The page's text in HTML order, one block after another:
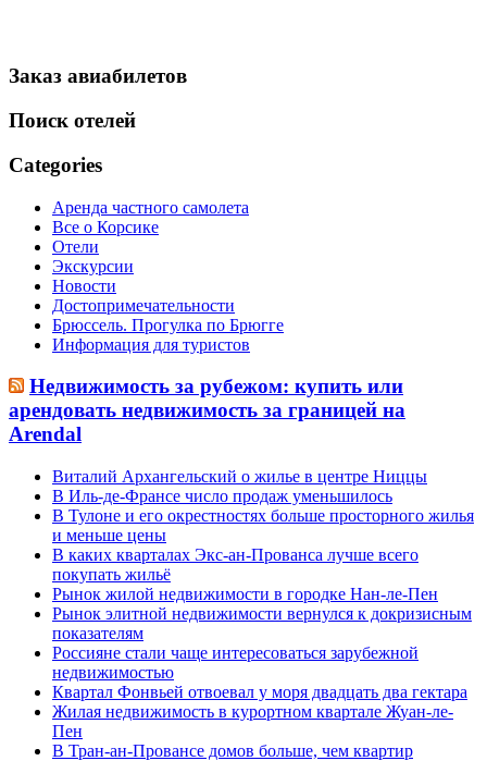
Заказ авиабилетов
Поиск отелей
Categories
Аренда частного самолета
Все о Корсике
Отели
Экскурсии
Новости
Достопримечательности
Брюссель. Прогулка по Брюгге
Информация для туристов
Недвижимость за рубежом: купить или
арендовать недвижимость за границей на
Arendal
Виталий Архангельский о жилье в центре Ниццы
В Иль-де-Франсе число продаж уменьшилось
В Тулоне и его окрестностях больше просторного жилья
и меньше цены
В каких кварталах Экс-ан-Прованса лучше всего
покупать жильё
Рынок жилой недвижимости в городке Нан-ле-Пен
Рынок элитной недвижимости вернулся к докризисным
показателям
Россияне стали чаще интересоваться зарубежной
недвижимостью
Квартал Фонвьей отвоевал у моря двадцать два гектара
Жилая недвижимость в курортном квартале Жуан-ле-
Пен
В Тран-ан-Провансе домов больше, чем квартир